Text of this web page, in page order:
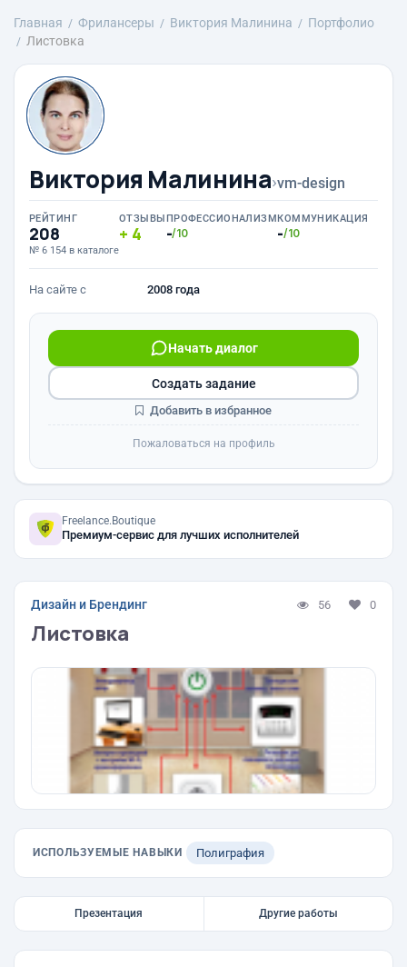
Главная Фрилансеры Виктория Малинина
Портфолио
Листовка
Виктория Малинина›vm-design
РЕЙТИНГ
208
№ 6 154 в каталоге
ОТЗЫВЫ
4
ПРОФЕССИОНАЛИЗМ
-/10
КОММУНИКАЦИЯ
-/10
На сайте с 2008 года
Начать диалог
Создать задание
Добавить в избранное
Пожаловаться на профиль
Freelance.Boutique
Премиум-сервис для лучших исполнителей
Дизайн и Брендинг 56 0
Листовка
ИСПОЛЬЗУЕМЫЕ НАВЫКИ Полиграфия
Презентация Другие работы